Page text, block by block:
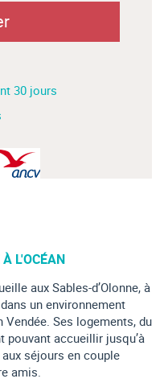
L'OCÉAN
aux Sables-d’Olonne, à
un environnement
Ses logements, du
pouvant accueillir jusqu’à
séjours en couple
amis.
30 jours